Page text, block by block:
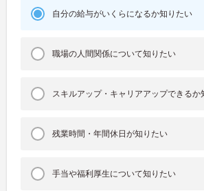
自分の給与がいくらになるか知りたい
職場の人間関係について知りたい
スキルアップ・キャリアアップできるか
残業時間・年間休日が知りたい
手当や福利厚生について知りたい